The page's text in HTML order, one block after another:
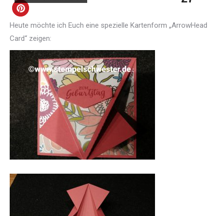
Heute möchte ich Euch eine spezielle Kartenform „ArrowHead
Card“ zeigen: